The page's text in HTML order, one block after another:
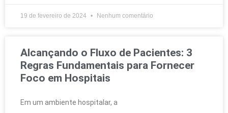
19 de fevereiro de 2024 Nenhum comentário
Alcançando o Fluxo de Pacientes: 3
Regras Fundamentais para Fornecer
Foco em Hospitais
Em um ambiente hospitalar, a